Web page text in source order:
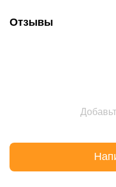
Отзывы